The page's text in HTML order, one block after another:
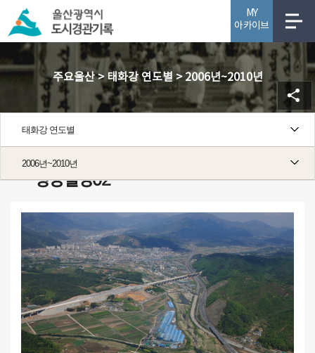
MY
아카이브
주요울산 > 태화강 연도별 > 2006년~2010년
태화강 연도별
2006년~2010년
경부고속철울산역사 건설 공사
항공촬영02